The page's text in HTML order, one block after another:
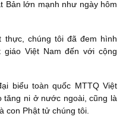
Bản lớn mạnh như ngày hôm
thực, chúng tôi đã đem hình
Việt Nam đến với cộng
biểu toàn quốc MTTQ Việt
tăng ni ở nước ngoài, cũng là
con Phật tử chúng tôi.